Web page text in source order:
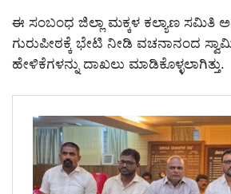
ಈ ಸಂಬಂಧ ಜಿಲ್ಲಾ ಮಕ್ಕಳ ಕಲ್ಯಾಣ ಸಮಿತಿ
ಗುರುಪೀಠಕ್ಕೆ ಭೇಟಿ ನೀಡಿ ವಚನಾನಂದ
ಹೇಳಿಕೆಗಳನ್ನು ದಾಖಲು ಮಾಡಿಕೊಳ್ಳಲಾಗಿತ್ತು.